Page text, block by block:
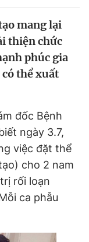
cáo
mang lại
thiện chức
phúc gia
thể xuất
đốc Bệnh
ngày 3.7,
việc đặt thể
cho 2 nam
rối loạn
ca phẫu